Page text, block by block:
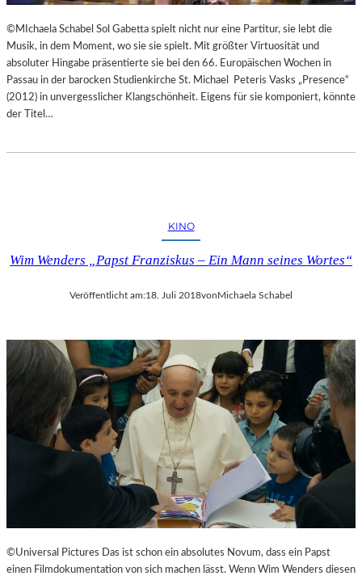
©MIchaela Schabel Sol Gabetta spielt nicht nur eine Partitur, sie lebt die
Musik, in dem Moment, wo sie sie spielt. Mit größter Virtuosität und
absoluter Hingabe präsentierte sie bei den 66. Europäischen Wochen in
Passau in der barocken Studienkirche St. Michael Peteris Vasks „Presence“
(2012) in unvergesslicher Klangschönheit. Eigens für sie komponiert, könnte
der Titel…
KINO
Wim Wenders „Papst Franziskus – Ein Mann seines Wortes“
Veröffentlicht am:18. Juli 2018von Michaela Schabel
©Universal Pictures Das ist schon ein absolutes Novum, dass ein Papst
einen Filmdokumentation von sich machen lässt. Wenn Wim Wenders diesen